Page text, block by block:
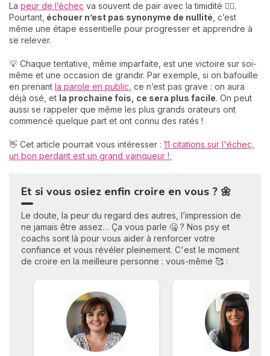
La peur de l’échec va souvent de pair avec la timidité 😶‍🌫️.
Pourtant, échouer n’est pas synonyme de nullité , c’est
même une étape essentielle pour progresser et apprendre à
se relever.
💡 Chaque tentative, même imparfaite, est une victoire sur soi-
même et une occasion de grandir. Par exemple, si on bafouille
en prenant la parole en public , ce n’est pas grave : on aura
déjà osé, et la prochaine fois, ce sera plus facile. On peut
aussi se rappeler que même les plus grands orateurs ont
commencé quelque part et ont connu des ratés !
👋 Cet article pourrait vous intéresser : 11 citations sur l'échec,
un bon perdant est un grand vainqueur !
Et si vous osiez enfin croire en vous ? 🌼
Le doute, la peur du regard des autres, l’impression de
ne jamais être assez… Ça vous parle 🤐 ? Nos psy et
coachs sont là pour vous aider à renforcer votre
confiance et vous révéler pleinement. C'est le moment
de croire en la meilleure personne : vous-même 🥰 :